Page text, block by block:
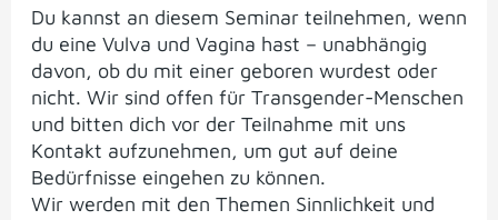
Du kannst an diesem Seminar teilnehmen, wenn
du eine Vulva und Vagina hast – unabhängig
davon, ob du mit einer geboren wurdest oder
nicht. Wir sind offen für Transgender-Menschen
und bitten dich vor der Teilnahme mit uns
Kontakt aufzunehmen, um gut auf deine
Bedürfnisse eingehen zu können.
Wir werden mit den Themen Sinnlichkeit und